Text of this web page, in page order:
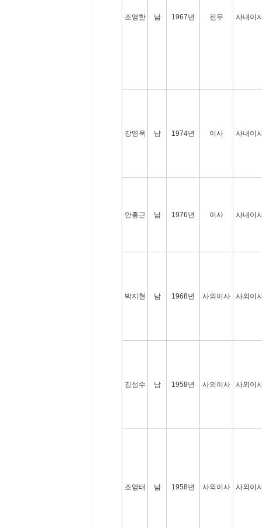
조영한 남 1967년 전무 사내이
강영욱 남 1974년 이사 사내이
안홍근 남 1976년 이사 사내이
박지현 남 1968년 사외이사 사외이
김성수 남 1958년 사외이사 사외이
조영태 남 1958년 사외이사 사외이